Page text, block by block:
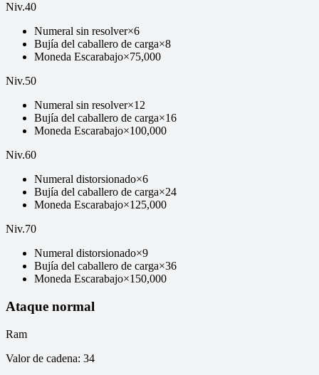
Niv.40
Numeral sin resolver×6
Bujía del caballero de carga×8
Moneda Escarabajo×75,000
Niv.50
Numeral sin resolver×12
Bujía del caballero de carga×16
Moneda Escarabajo×100,000
Niv.60
Numeral distorsionado×6
Bujía del caballero de carga×24
Moneda Escarabajo×125,000
Niv.70
Numeral distorsionado×9
Bujía del caballero de carga×36
Moneda Escarabajo×150,000
Ataque normal
Ram
Valor de cadena: 34